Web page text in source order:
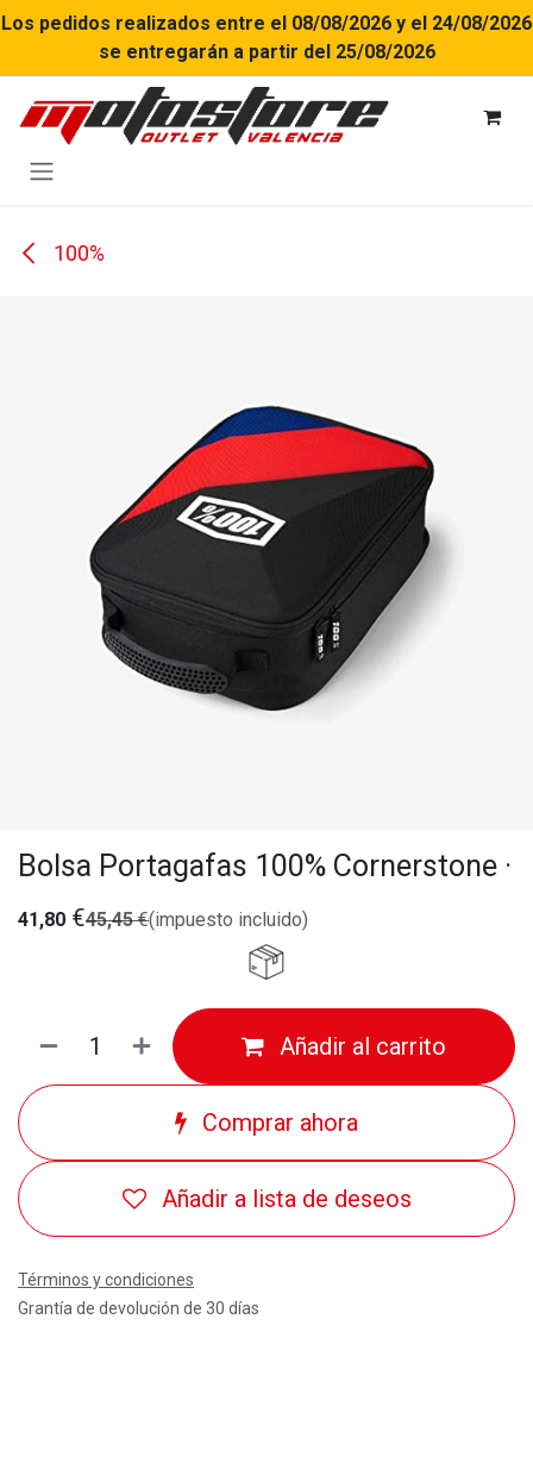
Ir al contenido
Los pedidos realizados entre el 08/08/2026 y el 24/08/2026
se entregarán a partir del 25/08/2026
100%
Bolsa Portagafas 100% Cornerstone ·
41,80 €45,45€(impuesto incluido)
Añadir al carrito
Comprar ahora
Añadir a lista de deseos
Términos y condiciones
Grantía de devolución de 30 días